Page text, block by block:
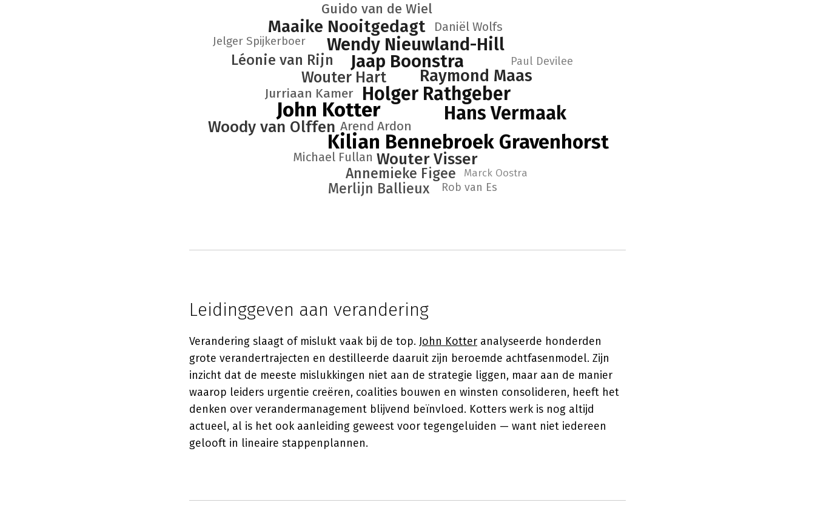
John Kotter
Kilian Bennebroek Gravenhorst
Hans Vermaak
Holger Rathgeber
Jaap Boonstra
Wendy Nieuwland-Hill
Maaike Nooitgedagt
Raymond Maas
Wouter Visser
Woody van Olffen
Wouter Hart
Léonie van Rijn
Annemieke Figee
Merlijn Ballieux
Guido van de Wiel
Jurriaan Kamer
Arend Ardon
Michael Fullan
Daniël Wolfs
Jelger Spijkerboer
Rob van Es
Paul Devilee
Marck Oostra
Leidinggeven aan verandering
Verandering slaagt of mislukt vaak bij de top. John Kotter analyseerde honderden
grote verandertrajecten en destilleerde daaruit zijn beroemde achtfasenmodel. Zijn
inzicht dat de meeste mislukkingen niet aan de strategie liggen, maar aan de manier
waarop leiders urgentie creëren, coalities bouwen en winsten consolideren, heeft het
denken over verandermanagement blijvend beïnvloed. Kotters werk is nog altijd
actueel, al is het ook aanleiding geweest voor tegengeluiden — want niet iedereen
gelooft in lineaire stappenplannen.